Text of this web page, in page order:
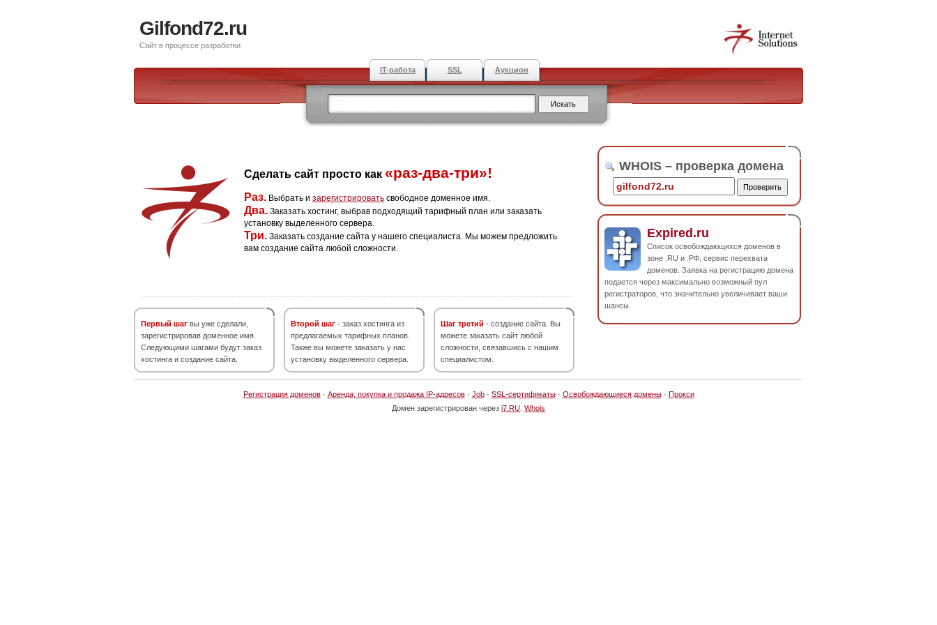
Gilfond72.ru
Сайт в процессе разработки
IT-работа SSL Аукцион
Сделать сайт просто как «раз-два-три»!
Раз. Выбрать и зарегистрировать свободное доменное имя.
Два. Заказать хостинг, выбрав подходящий тарифный план или заказать
установку выделенного сервера.
Три. Заказать создание сайта у нашего специалиста. Мы можем предложить
вам создание сайта любой сложности.
Первый шаг вы уже сделали,
зарегистрировав доменное имя.
Следующими шагами будут заказ
хостинга и создание сайта.
Второй шаг - заказ хостинга из
предлагаемых тарифных планов.
Также вы можете заказать у нас
установку выделенного сервера.
Шаг третий - создание сайта. Вы
можете заказать сайт любой
сложности, связавшись с нашим
специалистом.
WHOIS – проверка домена
Expired.ru
Список освобождающихся доменов в
зоне .RU и .РФ, сервис перехвата
доменов. Заявка на регистрацию домена
подается через максимально возможный пул
регистраторов, что значительно увеличивает ваши
шансы.
Регистрация доменов· Аренда, покупка и продажа IP-адресов· Job· SSL-сертификаты· Освобождающиеся домены· Прокси
Домен зарегистрирован через i7.RU Whois